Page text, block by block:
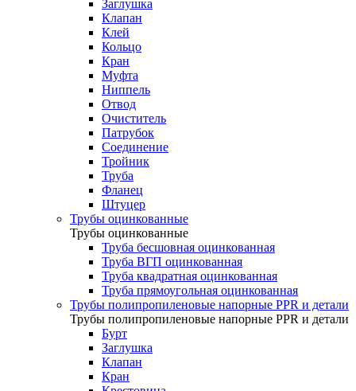
Заглушка
Клапан
Клей
Кольцо
Кран
Муфта
Ниппель
Отвод
Очиститель
Патрубок
Соединение
Тройник
Труба
Фланец
Штуцер
Трубы оцинкованные
Трубы оцинкованные
Труба бесшовная оцинкованная
Труба ВГП оцинкованная
Труба квадратная оцинкованная
Труба прямоугольная оцинкованная
Трубы полипропиленовые напорные PPR и детали
Трубы полипропиленовые напорные PPR и детали
Бурт
Заглушка
Клапан
Кран